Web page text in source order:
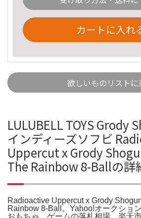
カートに入れ
欲しいものリストに
LULUBELL TOYS Grody
インディーズソフビ
Uppercut x Grody
The Rainbow 8-Ballの詳
Radioactive Uppercut x Grody
Rainbow 8-Ball。Yahoo!オークショ
おもちゃ、ゲームの落札相場。楽天